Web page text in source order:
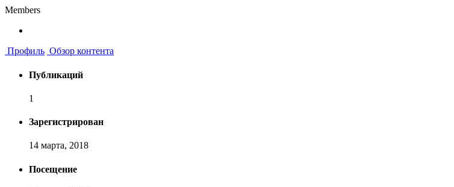
Members
Профиль Обзор контента
Публикаций
1
Зарегистрирован
14 марта, 2018
Посещение